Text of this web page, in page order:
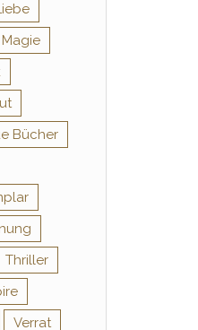
Magie
Bücher
Thriller
Verrat